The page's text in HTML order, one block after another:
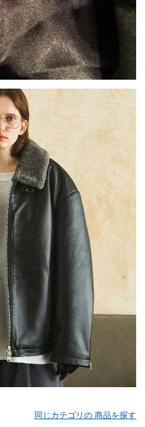
同じカテゴリの 商品を探す